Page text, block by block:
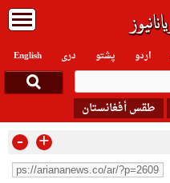
English دری پشتو اردو
طقس أفغانستان
- +